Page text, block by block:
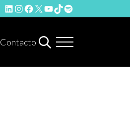
LinkedIn
Instagram
Facebook
X YouTube
TikTok
Spotify
Contacto